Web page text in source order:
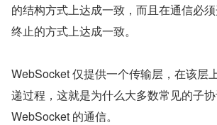
的结构方式上达成一致，而且在通信必
终止的方式上达成一致。
WebSocket 仅提供一个传输层，在该层
递过程，这就是为什么大多数常见的子
WebSocket 的通信。